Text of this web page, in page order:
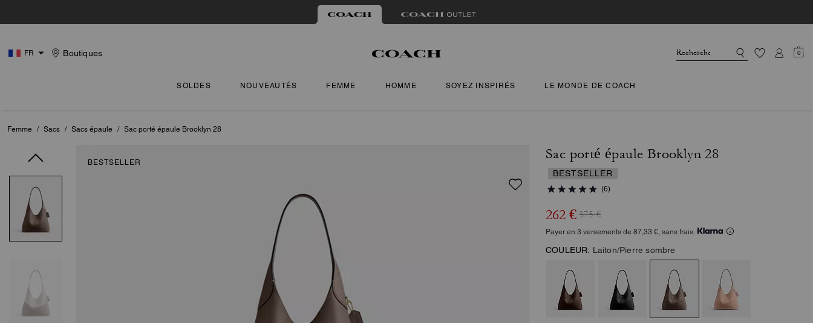
FR Boutiques 0
SOLDES NOUVEAUTÉS FEMME HOMME SOYEZ INSPIRÉS LE MONDE DE COACH
Femme / Sacs / Sacs épaule / Sac porté épaule Brooklyn 28
BESTSELLER
Sac porté épaule Brooklyn 28
BESTSELLER
(6)
262 € 375 €
Payer en 3 versements de 87,33 €, sans frais.
COULEUR: Laiton/Pierre sombre